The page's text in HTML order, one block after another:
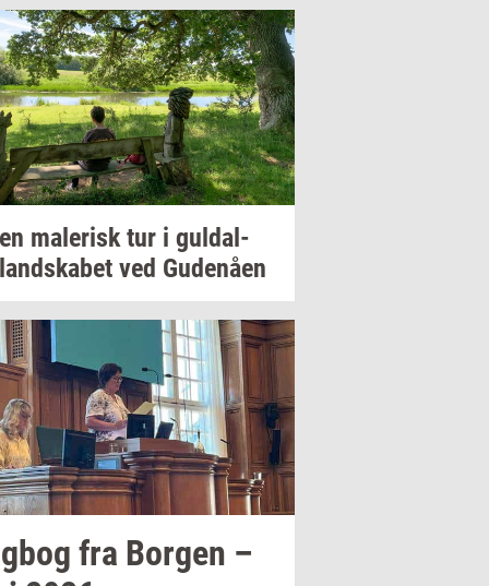
ma­le­risktur i gul­dal­
ved Gu­denå­en
fra Bor­gen –